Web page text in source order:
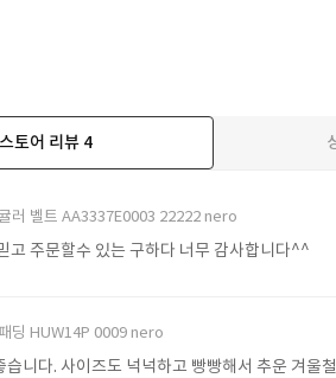
스토어 리뷰 4
러 벨트 AA3337E0003 22222 nero
고 주문할수 있는 구하다 너무 감사합니다^^
딩 HUW14P 0009 nero
니다. 사이즈도 넉넉하고 빵빵해서 추운 겨울